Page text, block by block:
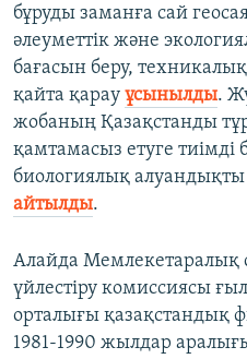
бұруды заманға сай
әлеуметтік және
бағасын беру,
қайта қарау ұсынылды.
жобаның Қазақстанды
қамтамасыз етуге
биологиялық алуандықты
айтылды.
Алайда
үйлестіру комиссиясы
орталығы қазақстандық
1981-1990 жылдар